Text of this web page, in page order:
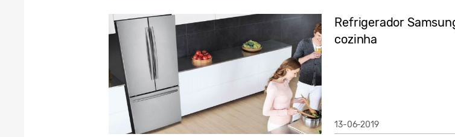
Refrigerador
cozinha
13-06-2019